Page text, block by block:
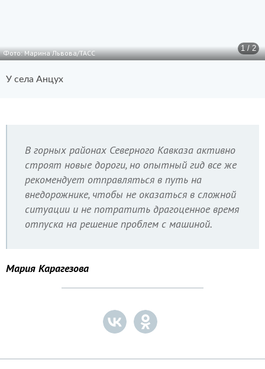
1 / 2
Фото: Марина Львова/ТАСС
У села Анцух
В горных районах Северного Кавказа активно
строят новые дороги, но опытный гид все же
рекомендует отправляться в путь на
внедорожнике, чтобы не оказаться в сложной
ситуации и не потратить драгоценное время
отпуска на решение проблем с машиной.
Мария Карагезова